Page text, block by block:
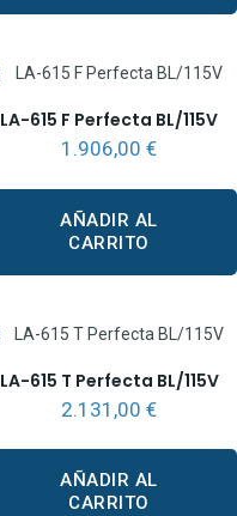
LA-615 F Perfecta BL/115V
1.906,00 €
AÑADIR AL
CARRITO
LA-615 T Perfecta BL/115V
2.131,00 €
AÑADIR AL
CARRITO